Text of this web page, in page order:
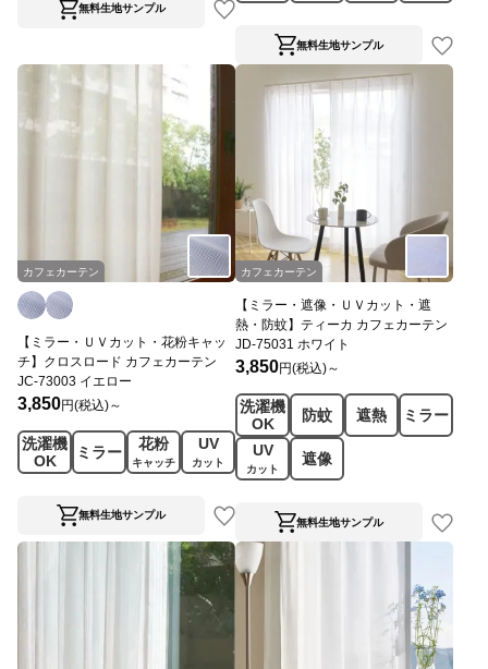
無料生地サンプル
無料生地サンプル
カフェカーテン
【ミラー・ＵＶカット・花粉キャッ
チ】クロスロード カフェカーテン
JC-73003 イエロー
3,850円(税込)～
洗濯機
OK
ミラー 花粉
キャッチ
UV
カット
無料生地サンプル
カフェカーテン
【ミラー・遮像・ＵＶカット・遮
熱・防蚊】ティーカ カフェカーテン
JD-75031 ホワイト
3,850円(税込)～
洗濯機
OK
防蚊 遮熱
ミラー
UV
カット
遮像
無料生地サンプル